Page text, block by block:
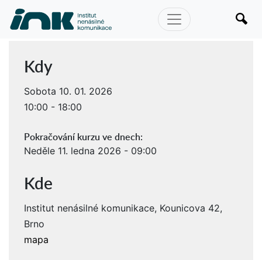
Kdy
Sobota 10. 01. 2026
10:00 - 18:00
Pokračování kurzu ve dnech:
Neděle 11. ledna 2026 - 09:00
Kde
Institut nenásilné komunikace, Kounicova 42,
Brno
mapa